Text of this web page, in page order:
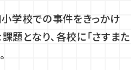
学校での事件をきっかけ
題となり、各校に「さすまた